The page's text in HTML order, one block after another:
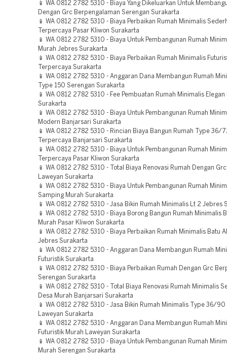
📱 WA 0812 2782 5310 - Biaya Yang Dikeluarkan Untuk
Dengan Grc Berpengalaman Serengan Surakarta
📱 WA 0812 2782 5310 - Biaya Perbaikan Rumah Minimalis
Terpercaya Pasar Kliwon Surakarta
📱 WA 0812 2782 5310 - Biaya Untuk Pembangunan Rumah
Murah Jebres Surakarta
📱 WA 0812 2782 5310 - Biaya Perbaikan Rumah Minimalis
Terpercaya Surakarta
📱 WA 0812 2782 5310 - Anggaran Dana Membangun Rumah
Type 150 Serengan Surakarta
📱 WA 0812 2782 5310 - Fee Pembuatan Rumah Minimalis
Surakarta
📱 WA 0812 2782 5310 - Biaya Untuk Pembangunan Rumah
Modern Banjarsari Surakarta
📱 WA 0812 2782 5310 - Rincian Biaya Bangun Rumah Type 36/
Terpercaya Banjarsari Surakarta
📱 WA 0812 2782 5310 - Biaya Untuk Pembangunan Rumah
Terpercaya Pasar Kliwon Surakarta
📱 WA 0812 2782 5310 - Total Biaya Renovasi Rumah Dengan
Laweyan Surakarta
📱 WA 0812 2782 5310 - Biaya Untuk Pembangunan Rumah
Samping Murah Surakarta
📱 WA 0812 2782 5310 - Jasa Bikin Rumah Minimalis Lt 2 Jebres
📱 WA 0812 2782 5310 - Biaya Borong Bangun Rumah Minimalis
Murah Pasar Kliwon Surakarta
📱 WA 0812 2782 5310 - Biaya Perbaikan Rumah Minimalis Batu
Jebres Surakarta
📱 WA 0812 2782 5310 - Anggaran Dana Membangun Rumah
Futuristik Surakarta
📱 WA 0812 2782 5310 - Biaya Perbaikan Rumah Dengan Grc
Serengan Surakarta
📱 WA 0812 2782 5310 - Total Biaya Renovasi Rumah Minimalis
Desa Murah Banjarsari Surakarta
📱 WA 0812 2782 5310 - Jasa Bikin Rumah Minimalis Type 36/90
Laweyan Surakarta
📱 WA 0812 2782 5310 - Anggaran Dana Membangun Rumah
Futuristik Murah Laweyan Surakarta
📱 WA 0812 2782 5310 - Biaya Untuk Pembangunan Rumah
Murah Serengan Surakarta